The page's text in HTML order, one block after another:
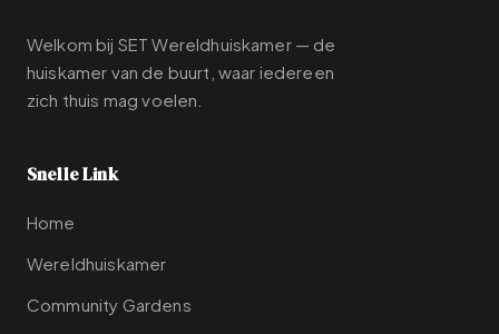
Welkom bij SET Wereldhuiskamer — de
huiskamer van de buurt, waar iedereen
zich thuis mag voelen.
Snelle Link
Home
Wereldhuiskamer
Community Gardens